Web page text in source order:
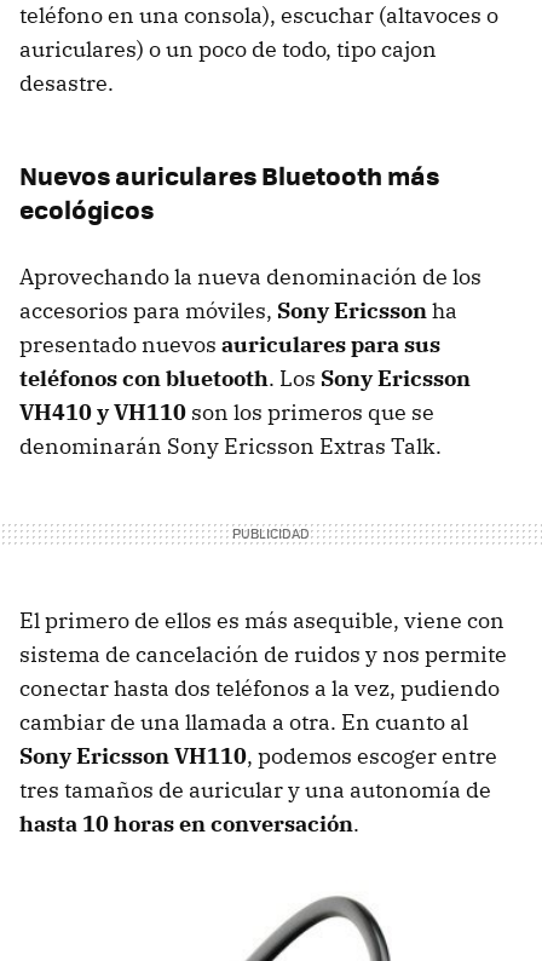
teléfono en una consola), escuchar (altavoces o
auriculares) o un poco de todo, tipo cajon
desastre.
Nuevos auriculares Bluetooth más
ecológicos
Aprovechando la nueva denominación de los
accesorios para móviles, Sony Ericssonha
presentado nuevos auriculares para sus
teléfonos con bluetooth. Los Sony Ericsson
VH410 y VH110 son los primeros que se
denominarán Sony Ericsson Extras Talk.
El primero de ellos es más asequible, viene con
sistema de cancelación de ruidos y nos permite
conectar hasta dos teléfonos a la vez, pudiendo
cambiar de una llamada a otra. En cuanto al
Sony Ericsson VH110, podemos escoger entre
tres tamaños de auricular y una autonomía de
hasta 10 horas en conversación.